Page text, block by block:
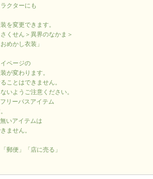
クターにも
を変更できます。
くせん＞異界のなかま＞
めかし衣装」
ページの
が変わります。
ことはできません。
いようご注意ください。
リーパスアイテム
いアイテムは
ません。
郵便」「店に売る」